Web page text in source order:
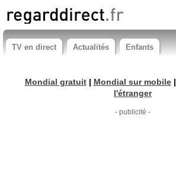
TV en direct Actualités Enfants
Mondial gratuit| Mondial sur mobile|
l'étranger
- publicité -